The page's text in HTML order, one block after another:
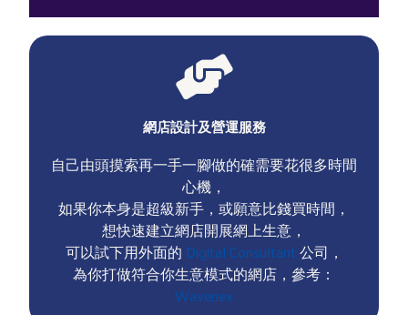
網店設計及營運服務
自己由頭摸索再一手一腳做的確需要花很多時間
心機，
如果你本身是超級新手，或願意比錢買時間，
想快速建立網店開展網上生意，
可以試下用外面的 Digital Consultant公司，
為你打做符合你生意模式的網店，參考：
Wavenex